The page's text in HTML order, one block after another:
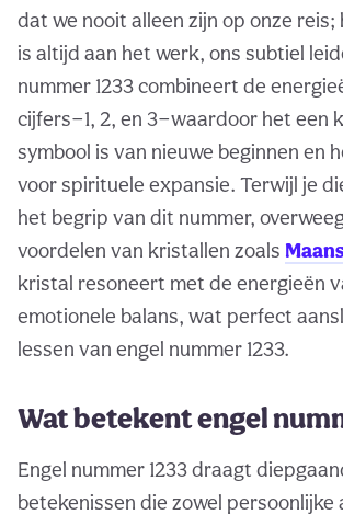
dat we nooit alleen zijn op onze
is altijd aan het werk, ons subtiel
nummer 1233 combineert de
cijfers—1, 2, en 3—waardoor het een
symbool is van nieuwe beginnen en
voor spirituele expansie. Terwijl je
het begrip van dit nummer,
voordelen van kristallen zoals
kristal resoneert met de energieën
emotionele balans, wat perfect
lessen van engel nummer 1233.
Wat betekent engel
Engel nummer 1233 draagt
betekenissen die zowel persoonlijke